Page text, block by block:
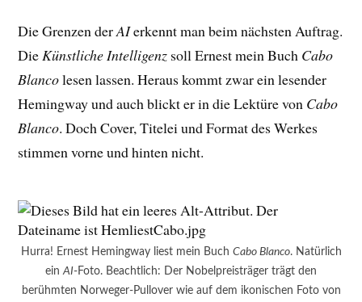
Die Grenzen derAIerkennt man beim nächsten Auftrag.
DieKünstliche Intelligenz soll Ernest mein Buch Cabo
Blancolesen lassen. Heraus kommt zwar ein lesender
Hemingway und auch blickt er in die Lektüre von Cabo
Blanco. Doch Cover, Titelei und Format des Werkes
stimmen vorne und hinten nicht.
Hurra! Ernest Hemingway liest mein Buch Cabo Blanco. Natürlich
ein AI-Foto. Beachtlich: Der Nobelpreisträger trägt den
berühmten Norweger-Pullover wie auf dem ikonischen Foto von